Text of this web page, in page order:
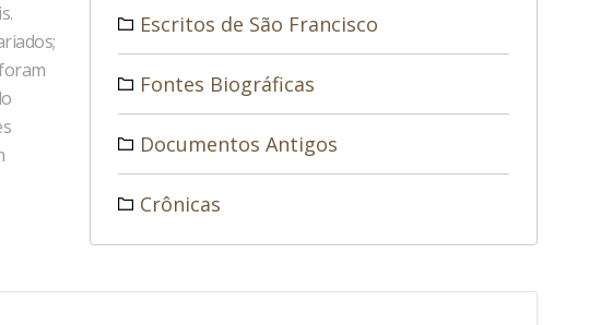
Escritos de São Francisco
Fontes Biográficas
Documentos Antigos
Crônicas